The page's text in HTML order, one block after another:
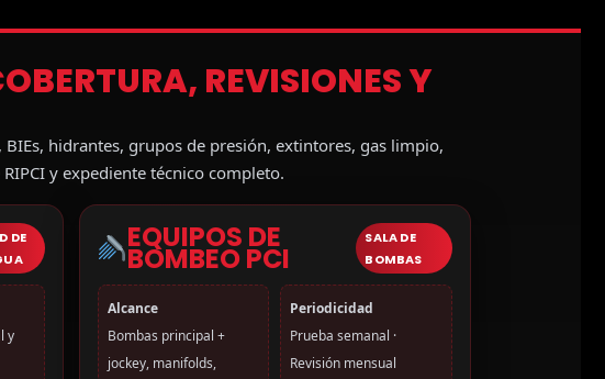
REVISIONES Y
hidrantes, grupos de presión, extintores, gas limpio,
y expediente técnico completo.
DE
y
EQUIPOS DE
BOMBEO PCI
SALA DE
BOMBAS
Alcance
Bombas principal +
jockey, manifolds,
Periodicidad
Prueba semanal ·
Revisión mensual